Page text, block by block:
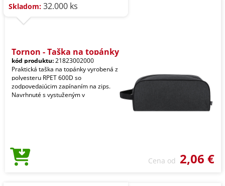
Skladom: 32.000 ks
Tornon - Taška na topánky
kód produktu:21823002000
Praktická taška na topánky vyrobená z
polyesteru RPET 600D so
zodpovedajúcim zapínaním na zips.
Navrhnuté s vystuženým v
Cena od 2,06 €